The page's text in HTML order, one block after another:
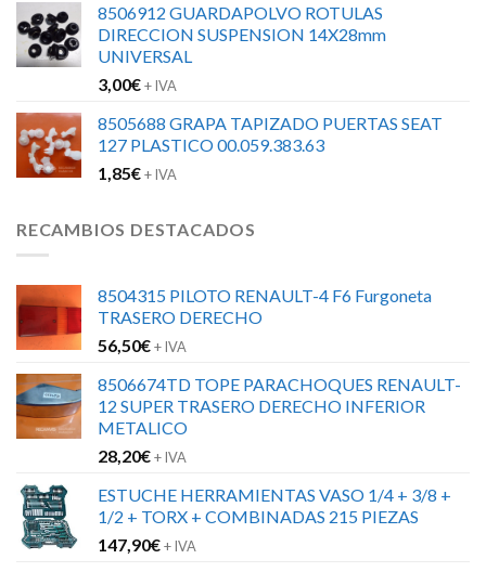
8506912 GUARDAPOLVO ROTULAS
DIRECCION SUSPENSION 14X28mm
UNIVERSAL
3,00€+ IVA
8505688 GRAPA TAPIZADO PUERTAS SEAT
127 PLASTICO 00.059.383.63
1,85€+ IVA
RECAMBIOS DESTACADOS
8504315 PILOTO RENAULT-4 F6 Furgoneta
TRASERO DERECHO
56,50€+ IVA
8506674TD TOPE PARACHOQUES RENAULT-
12 SUPER TRASERO DERECHO INFERIOR
METALICO
28,20€+ IVA
ESTUCHE HERRAMIENTAS VASO 1/4 + 3/8 +
1/2 + TORX + COMBINADAS 215 PIEZAS
147,90€+ IVA